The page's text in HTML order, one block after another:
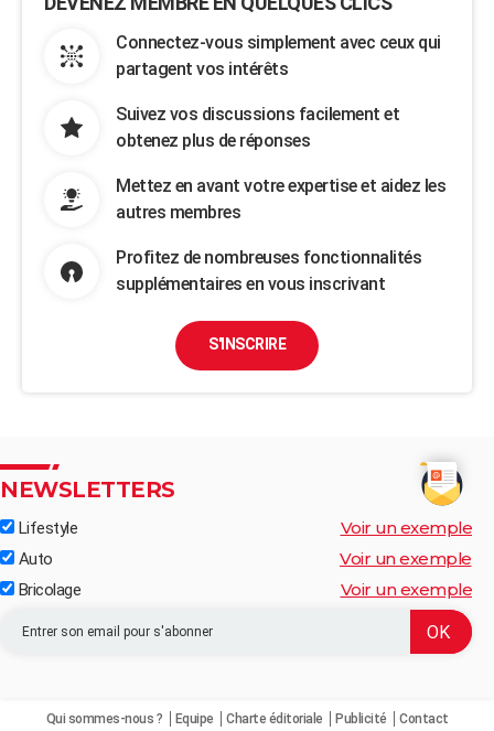
Connectez-vous simplement avec ceux qui
partagent vos intérêts
Suivez vos discussions facilement et
obtenez plus de réponses
Mettez en avant votre expertise et aidez les
autres membres
Profitez de nombreuses fonctionnalités
supplémentaires en vous inscrivant
S'INSCRIRE
NEWSLETTERS
Lifestyle Voir un exemple
Auto Voir un exemple
Bricolage Voir un exemple
Qui sommes-nous ? Equipe Charte éditoriale Publicité Contact